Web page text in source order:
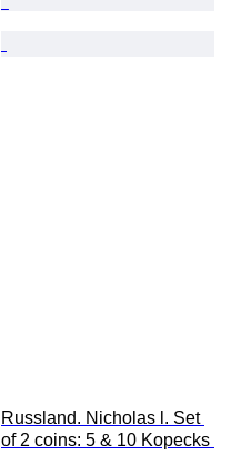
Russland. Nicholas l. Set
of 2 coins: 5 & 10 Kopecks